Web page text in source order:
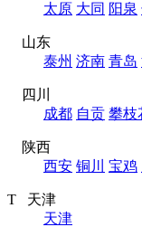
太原 大同 阳泉
山东
泰州 济南 青岛
四川
成都 自贡 攀枝
陕西
西安 铜川 宝鸡
T 天津
天津